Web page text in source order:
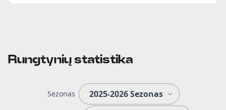
Rungtynių statistika
Sezonas